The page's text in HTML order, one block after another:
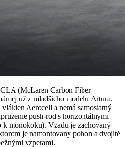
(McLaren Carbon Fiber
už z mladšieho modelu Artura.
Aerocell a nemá samostatný
push-rod s horizontálnymi
k monokoku). Vzadu je zachovaný
je namontovaný pohon a dvojité
vzperami.